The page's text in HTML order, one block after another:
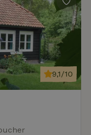
9,1/10